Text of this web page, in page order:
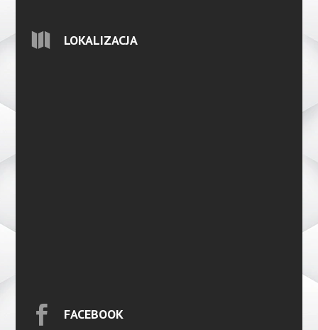
 LOKALIZACJA
 FACEBOOK